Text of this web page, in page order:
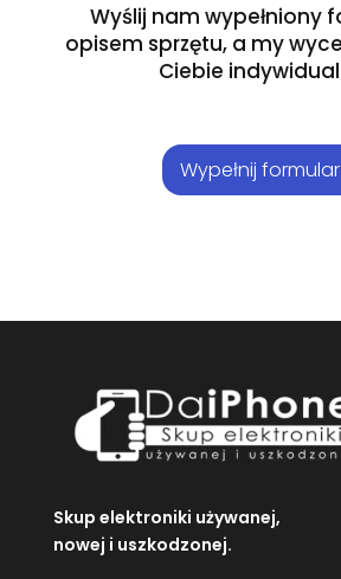
Wyślij nam wypełniony
opisem sprzętu, a my
Ciebie
Wypełnij
Skup elektroniki używanej,
nowej i uszkodzonej.